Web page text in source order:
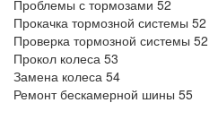
Проблемы с тормозами 52
Прокачка тормозной системы 52
Проверка тормозной системы 52
Прокол колеса 53
Замена колеса 54
Ремонт бескамерной шины 55